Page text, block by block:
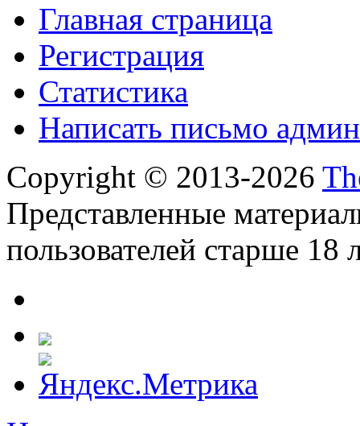
Главная страница
Регистрация
Статистика
Написать письмо
Copyright © 2013-2026
Представленные
пользователей старше 18